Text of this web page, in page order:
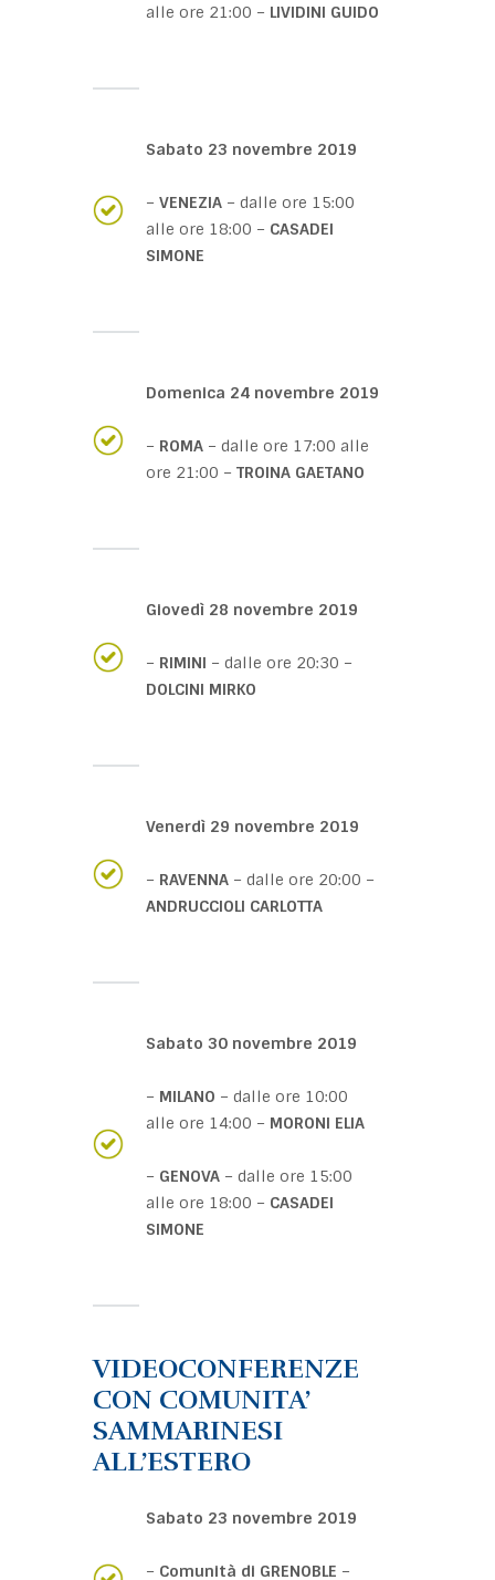
alle ore 21:00 – LIVIDINI GUIDO
Sabato 23 novembre 2019
–VENEZIA – dalle ore 15:00
alle ore 18:00 – CASADEI
SIMONE
Domenica 24 novembre 2019
– ROMA – dalle ore 17:00 alle
ore 21:00 –TROINA GAETANO
Giovedì 28 novembre 2019
– RIMINI – dalle ore 20:30 –
DOLCINI MIRKO
Venerdì 29 novembre 2019
– RAVENNA – dalle ore 20:00 –
ANDRUCCIOLI CARLOTTA
Sabato 30 novembre 2019
– MILANO – dalle ore 10:00
alle ore 14:00 – MORONI ELIA
– GENOVA – dalle ore 15:00
alle ore 18:00 – CASADEI
SIMONE
VIDEOCONFERENZE
CON COMUNITA’
SAMMARINESI
ALL’ESTERO
Sabato 23 novembre 2019
– Comunità di GRENOBLE –